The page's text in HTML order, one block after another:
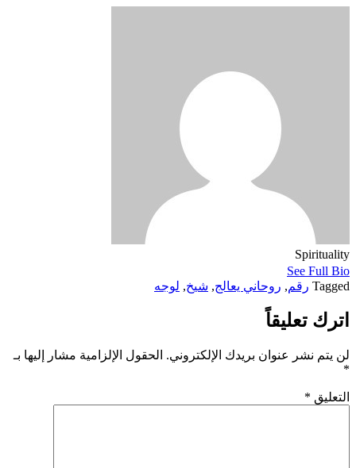
Spirituality
See Full Bio
Tagged رقم, روحاني يعالج, شيخ, لوجه
اترك تعليقاً
لن يتم نشر عنوان بريدك الإلكتروني. الحقول الإلزامية مشار إليها بـ
*
التعليق *